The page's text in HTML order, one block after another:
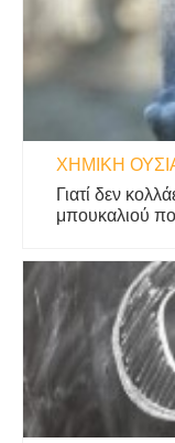
ΧΗΜΙΚΉ
Γιατί δεν
μπουκαλιού